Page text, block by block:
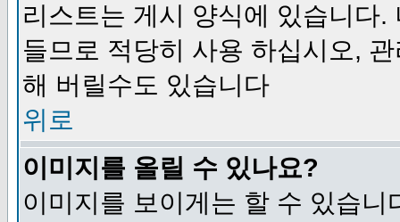
리스트는 게시 양식에 있습니다
들므로 적당히 사용 하십시오,
해 버릴수도 있습니다
위로
이미지를 올릴 수 있나요?
이미지를 보이게는 할 수 있습